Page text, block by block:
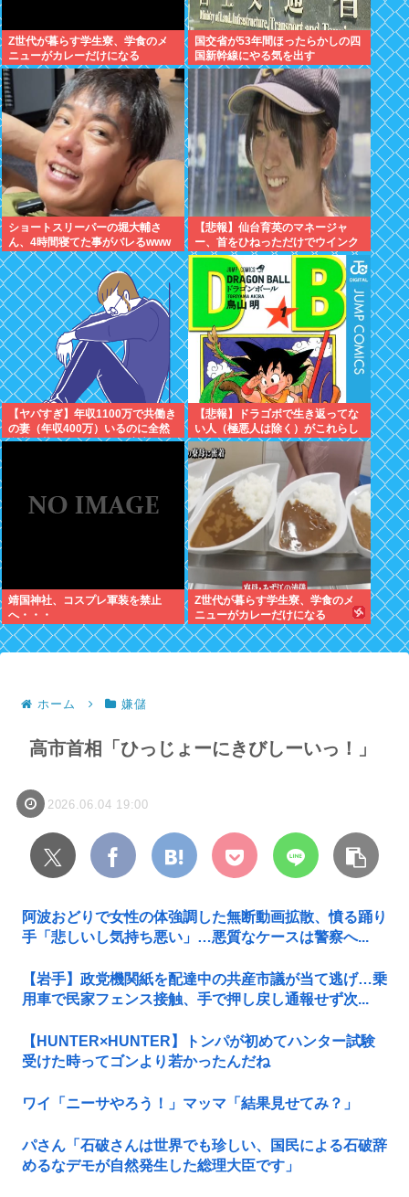
Z世代が暮らす学生寮、学食のメ
ニューがカレーだけになる
国交省が53年間ほったらかしの四
国新幹線にやる気を出す
ショートスリーパーの堀大輔さ
ん、4時間寝てた事がバレるwww
【悲報】仙台育英のマネージャ
ー、首をひねっただけでウインク
したことにされてしまうｗｗｗ
【ヤバすぎ】年収1100万で共働き
の妻（年収400万）いるのに全然
豪華な暮らしできない現実辛すぎ
【悲報】ドラゴボで生き返ってな
い人（極悪人は除く）がこれらし
いwww
靖国神社、コスプレ軍装を禁止
へ・・・
Z世代が暮らす学生寮、学食のメ
ニューがカレーだけになる
ホーム 嫌儲
高市首相「ひっじょーにきびしーいっ！」
2026.06.04 19:00
阿波おどりで女性の体強調した無断動画拡散、憤る踊り
手「悲しいし気持ち悪い」…悪質なケースは警察へ...
【岩手】政党機関紙を配達中の共産市議が当て逃げ…乗
用車で民家フェンス接触、手で押し戻し通報せず次...
【HUNTER×HUNTER】トンパが初めてハンター試験
受けた時ってゴンより若かったんだね
ワイ「ニーサやろう！」マッマ「結果見せてみ？」
パさん「石破さんは世界でも珍しい、国民による石破辞
めるなデモが自然発生した総理大臣です」